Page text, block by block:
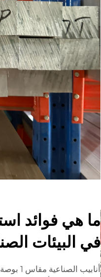
في البيئات